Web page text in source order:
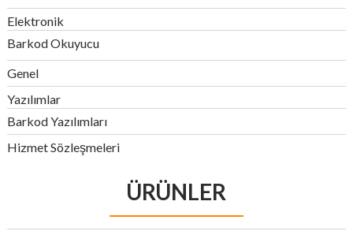
Elektronik
Barkod Okuyucu
Genel
Yazılımlar
Barkod Yazılımları
Hizmet Sözleşmeleri
ÜRÜNLER